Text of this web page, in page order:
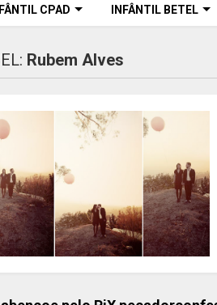
CPAD INFÂNTIL BETEL
Rubem Alves